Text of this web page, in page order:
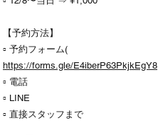
【予約方法】
▫️ 予約フォーム(
https://forms.gle/E4iberP63PkjkEgY8
▫️ 電話
▫️ LINE
▫️ 直接スタッフまで